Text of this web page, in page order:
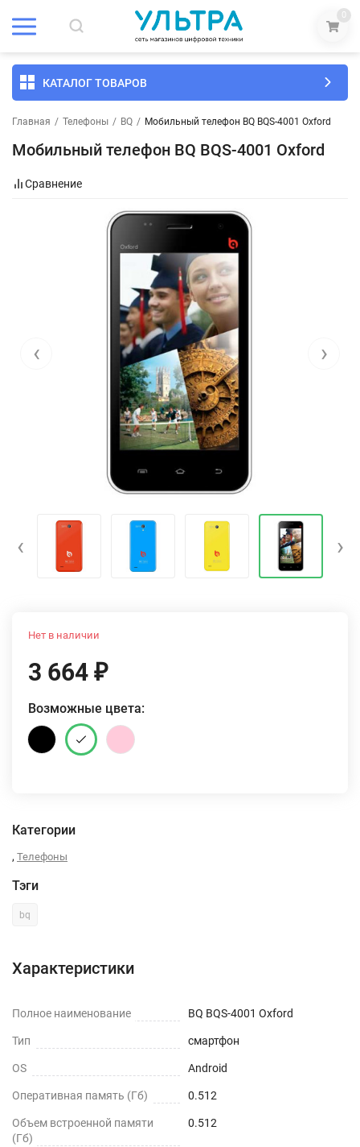
0
КАТАЛОГ ТОВАРОВ
Главная / Телефоны / BQ / Мобильный телефон BQ BQS-4001 Oxford
Мобильный телефон BQ BQS-4001 Oxford
Сравнение
‹ ›
‹ ›
Нет в наличии
3 664 ₽
Возможные цвета:
Категории
, Телефоны
Тэги
bq
Характеристики
Полное наименование BQ BQS-4001 Oxford
Тип смартфон
OS Android
Оперативная память (Гб) 0.512
Объем встроенной памяти
(Гб)
0.512